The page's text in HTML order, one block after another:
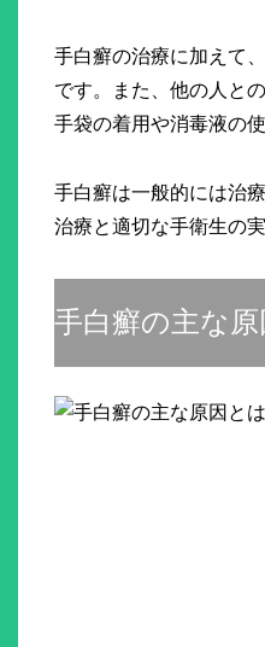
手白癬の治療に加えて
です。また、他の人と
手袋の着用や消毒液の
手白癬は一般的には治
治療と適切な手衛生の
手白癬の主な原